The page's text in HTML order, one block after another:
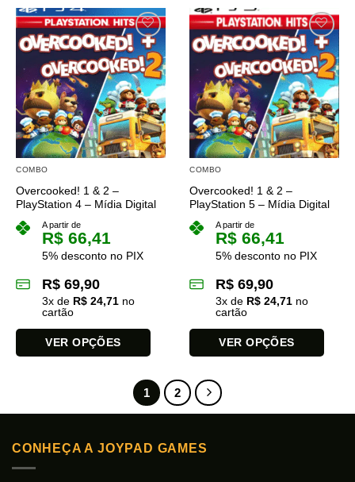
COMBO
Overcooked! 1 & 2 –
PlayStation 4 – Mídia Digital
A partir de
R$ 66,41
5% desconto no PIX
R$ 69,90
3x de R$ 24,71 no
cartão
VER OPÇÕES
várias
As
COMBO
Overcooked! 1 & 2 –
PlayStation 5 – Mídia Digital
A partir de
R$ 66,41
5% desconto no PIX
R$ 69,90
3x de R$ 24,71 no
cartão
VER OPÇÕES
produto
tem
várias
As
1 2
CONHEÇA A JOYPAD GAMES